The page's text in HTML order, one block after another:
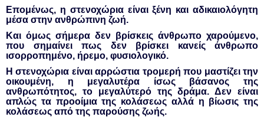
Επομένως, η στενοχώρια είναι ξένη και αδικαιολόγητη
μέσα στην ανθρώπινη ζωή.
Και όμως σήμερα δεν βρίσκεις άνθρωπο χαρούμενο,
που σημαίνει πως δεν βρίσκει κανείς άνθρωπο
ισορροπημένο, ήρεμο, φυσιολογικό.
Η στενοχώρια είναι αρρώστια τρομερή που μαστίζει την
οικουμένη, η μεγαλυτέρα ίσως βάσανος της
ανθρωπότητος, το μεγαλύτερό της δράμα. Δεν είναι
απλώς τα προοίμια της κολάσεως αλλά η βίωσις της
κολάσεως από της παρούσης ζωής.